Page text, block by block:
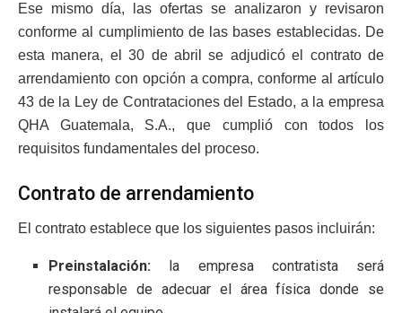
Ese mismo día, las ofertas se analizaron y revisaron
conforme al cumplimiento de las bases establecidas. De
esta manera, el 30 de abril se adjudicó el contrato de
arrendamiento con opción a compra, conforme al artículo
43 de la Ley de Contrataciones del Estado, a la empresa
QHA Guatemala, S.A., que cumplió con todos los
requisitos fundamentales del proceso.
Contrato de arrendamiento
El contrato establece que los siguientes pasos incluirán:
Preinstalación: la empresa contratista será
responsable de adecuar el área física donde se